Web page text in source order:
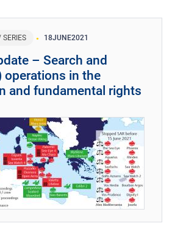
SERIES 18JUNE2021
– Search and
operations in the
and fundamental rights